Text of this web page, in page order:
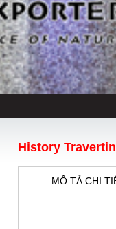
History
MÔ TẢ CHI